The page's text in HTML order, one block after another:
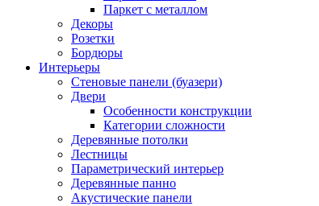
Паркет с металлом
Декоры
Розетки
Бордюры
Интерьеры
Стеновые панели (буазери)
Двери
Особенности конструкции
Категории сложности
Деревянные потолки
Лестницы
Параметрический интерьер
Деревянные панно
Акустические панели